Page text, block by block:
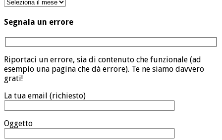
Segnala un errore
Riportaci un errore, sia di contenuto che funzionale (ad
esempio una pagina che dà errore). Te ne siamo davvero
grati!
La tua email (richiesto)
Oggetto